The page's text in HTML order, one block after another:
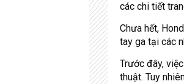
các chi tiết
Chưa hết,
tay ga tại các
Trước đây,
thuật. Tuy